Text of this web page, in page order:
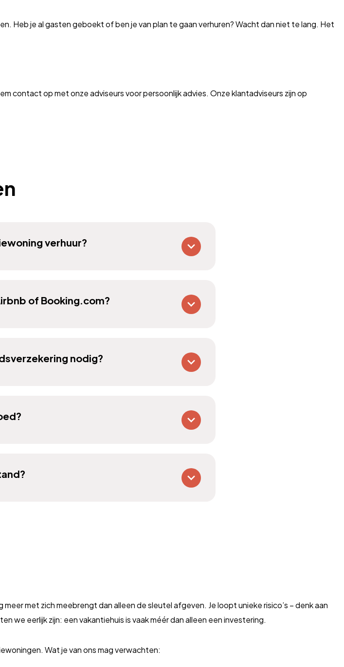
Heb je al gasten geboekt of ben je van plan te gaan verhuren? Wacht dan niet te lang. Het
contact op met onze adviseurs voor persoonlijk advies. Onze klantadviseurs zijn op
verhuur?
of Booking.com?
nodig?
met zich meebrengt dan alleen de sleutel afgeven. Je loopt unieke risico’s – denk aan
we eerlijk zijn: een vakantiehuis is vaak méér dan alleen een investering.
Wat je van ons mag verwachten: